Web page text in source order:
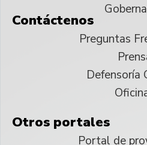
Contáctenos
Preguntas
Defensoría
Otros portales
Portal de